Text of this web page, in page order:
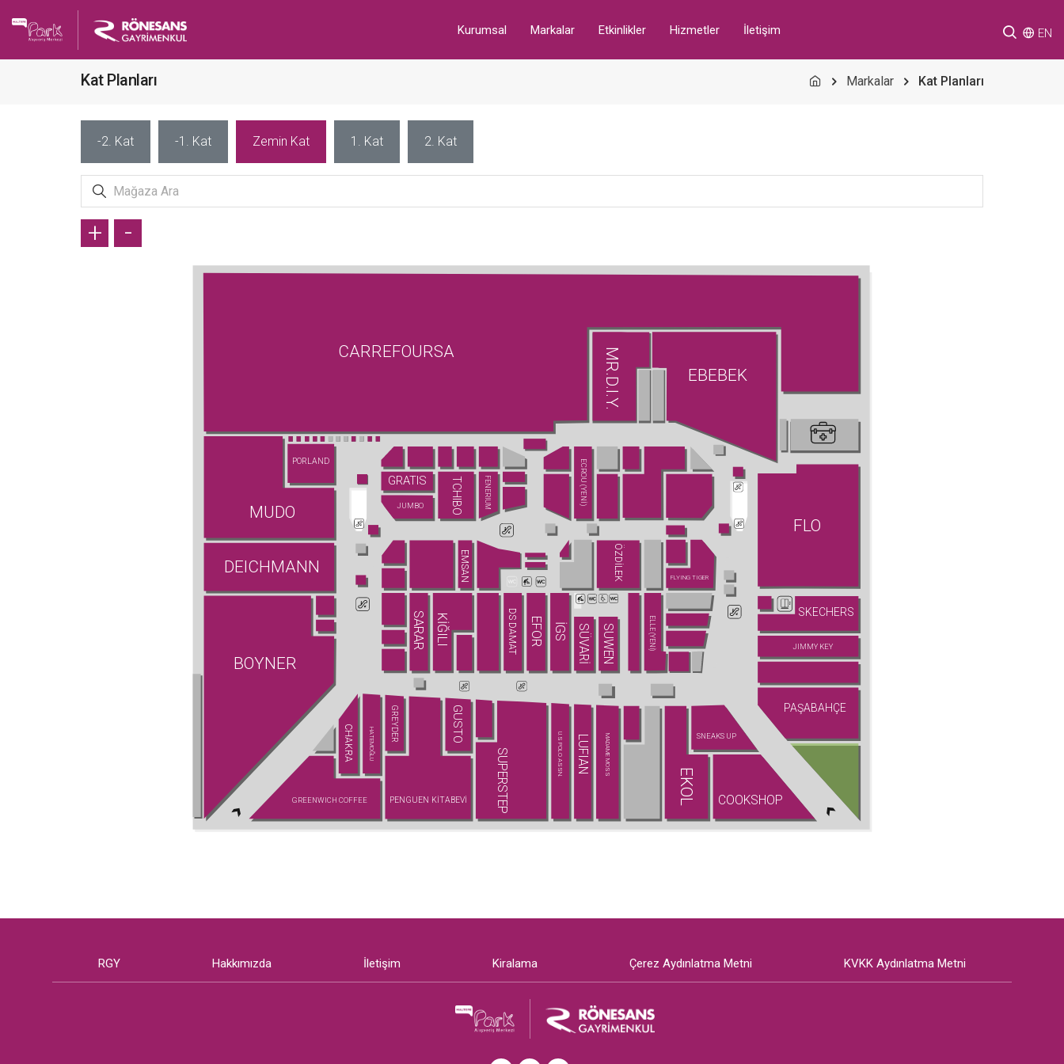
Kurumsal Markalar Etkinlikler Hizmetler İletişim EN
Kat Planları Markalar Kat Planları
-2. Kat -1. Kat Zemin Kat 1. Kat 2. Kat
BOYNER
CARREFOURSA
CHAKRA
COOKSHOP
DEICHMANN
DS DAMAT EFOR
EKOL
EMSAN
FENERIUM
FLO
GRATIS
GREENWICH COFFEE
GREYDER GUSTO
HATEMOĞLU
İGS
JIMMY KEY
JUMBO
KİĞILI
LUFIAN MADAME MOSS
MUDO
ÖZDİLEK
PAŞABAHÇE
PENGUEN KİTABEVİ
PORLAND
SARAR SKECHERS
SNEAKS UP
SUPERSTEP
SUWEN
SÜVARİ
TCHIBO
U.S POLO ASSN.
MR.D.I.Y. EBEBEK
FLYING TIGER
ECROU (YENİ)
ELLE (YENİ)
+ -
RGY Hakkımızda İletişim Kiralama Çerez Aydınlatma Metni KVKK Aydınlatma Metni